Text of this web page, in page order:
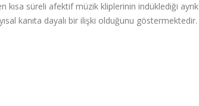
kısa süreli afektif müzik kliplerinin indüklediği ayrık
kanıta dayalı bir ilişki olduğunu göstermektedir.